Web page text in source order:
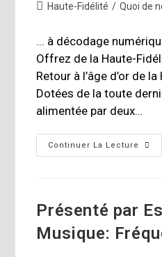
PostHaute-Fidélité / Quoi de
... à décodage
Offrez de la Haute-
Retour à l’âge d’or de
Dotées de la toute
alimentée par deux…
Continuer La Lecture
Kef
Présenté par
Musique: